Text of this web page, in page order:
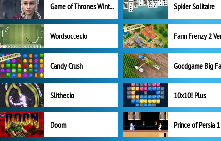
Game of Thrones Winter is Coming Spider Solitaire
Wordsoccer.io
Candy Crush Goodgame Big
Slither.io 10x10! Plus
Doom Prince of Persia 1